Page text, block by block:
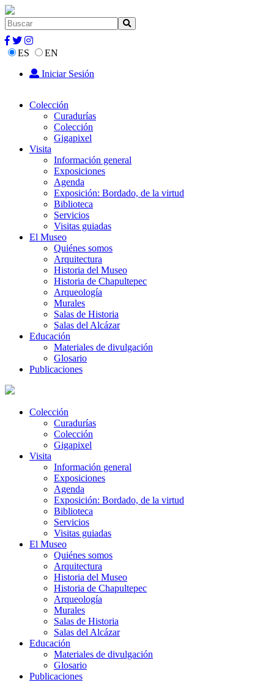
ES
EN
Iniciar Sesión
Colección
Curadurías
Colección
Gigapixel
Visita
Información general
Exposiciones
Agenda
Exposición: Bordado, de la virtud
Biblioteca
Servicios
Visitas guiadas
El Museo
Quiénes somos
Arquitectura
Historia del Museo
Historia de Chapultepec
Arqueología
Murales
Salas de Historia
Salas del Alcázar
Educación
Materiales de divulgación
Glosario
Publicaciones
Colección
Curadurías
Colección
Gigapixel
Visita
Información general
Exposiciones
Agenda
Exposición: Bordado, de la virtud
Biblioteca
Servicios
Visitas guiadas
El Museo
Quiénes somos
Arquitectura
Historia del Museo
Historia de Chapultepec
Arqueología
Murales
Salas de Historia
Salas del Alcázar
Educación
Materiales de divulgación
Glosario
Publicaciones